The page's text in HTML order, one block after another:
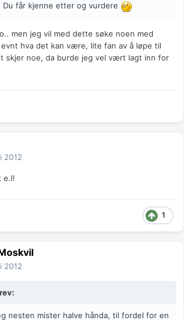
får kjenne etter og vurdere
men jeg vil med dette søke noen med
hva det kan være, lite fan av å løpe til
skjer noe, da burde jeg vel vært lagt inn for
2012
e.l!
1
2012
nesten mister halve hånda, til fordel for en